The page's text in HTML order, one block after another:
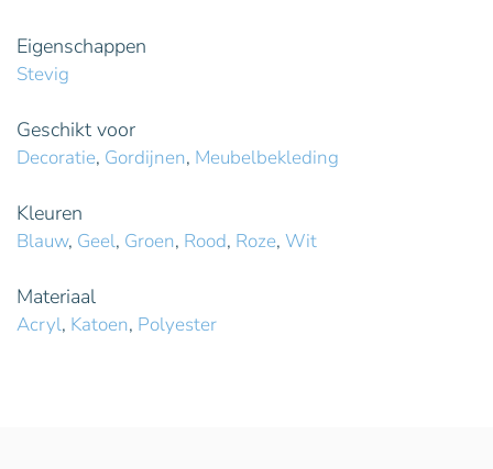
Eigenschappen
Stevig
Geschikt voor
Decoratie, Gordijnen, Meubelbekleding
Kleuren
Blauw, Geel, Groen, Rood, Roze, Wit
Materiaal
Acryl, Katoen, Polyester